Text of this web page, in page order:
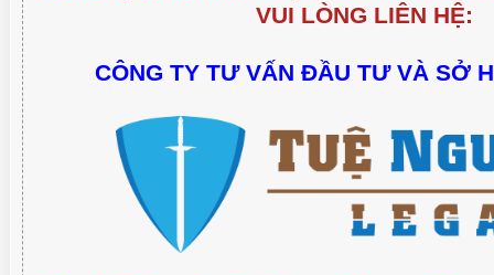
VUI LÒNG LIÊN HỆ:
CÔNG TY TƯ VẤN ĐẦU TƯ VÀ SỞ